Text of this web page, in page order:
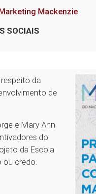
Mackenzie
SOCIAIS
da
de
e Mary Ann
do
da Escola
ou credo.